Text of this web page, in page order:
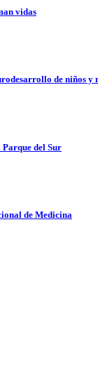
vidas
de niños y
Parque del Sur
de Medicina